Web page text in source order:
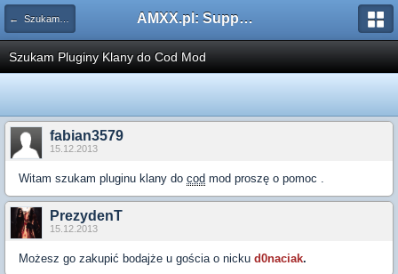
← Szukam pluginu AMXX.pl: Support AMX Mod X i SourceMod
Szukam Pluginy Klany do Cod Mod
fabian3579
15.12.2013
Witam szukam pluginu klany do cod mod proszę o pomoc .
PrezydenT
15.12.2013
Możesz go zakupić bodajże u gościa o nicku d0naciak.